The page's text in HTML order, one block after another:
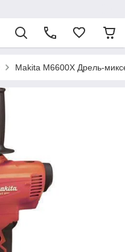
Makita M6600X Дрель-